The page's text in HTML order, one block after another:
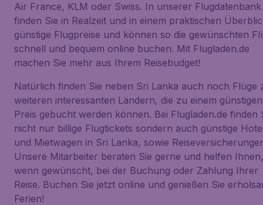
Air France, KLM oder Swiss. In unserer Flugdatenbank
finden Sie in Realzeit und in einem praktischen
günstige Flugpreise und können so die gewünschten
schnell und bequem online buchen. Mit Flugladen.de
machen Sie mehr aus Ihrem Reisebudget!
Natürlich finden Sie neben Sri Lanka auch noch Flüge
weiteren interessanten Ländern, die zu einem günstigen
Preis gebucht werden können. Bei Flugladen.de finden
nicht nur billige Flugtickets sondern auch günstige
und Mietwagen in Sri Lanka, sowie
Unsere Mitarbeiter beraten Sie gerne und helfen Ihnen,
wenn gewünscht, bei der Buchung oder Zahlung Ihrer
Reise. Buchen Sie jetzt online und genießen Sie
Ferien!